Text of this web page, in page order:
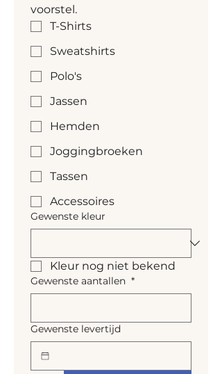
de onderkant
Kangoeroezak aan de
voorkant
voorstel.
T-Shirts
Sweatshirts
Polo's
Jassen
Hemden
Joggingbroeken
Tassen
Accessoires
Gewenste kleur
Kleur nog niet bekend
Gewenste aantallen *
Gewenste levertijd